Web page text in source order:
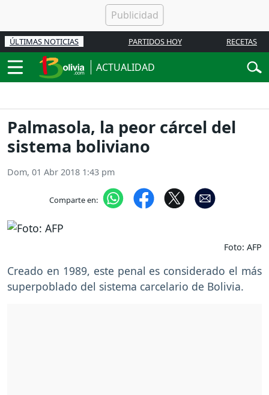
ÚLTIMAS NOTICIAS PARTIDOS HOY RECETAS
ACTUALIDAD
Palmasola, la peor cárcel del
sistema boliviano
Dom, 01 Abr 2018 1:43 pm
Comparte en:
Foto: AFP
Creado en 1989, este penal es considerado el más
superpoblado del sistema carcelario de Bolivia.